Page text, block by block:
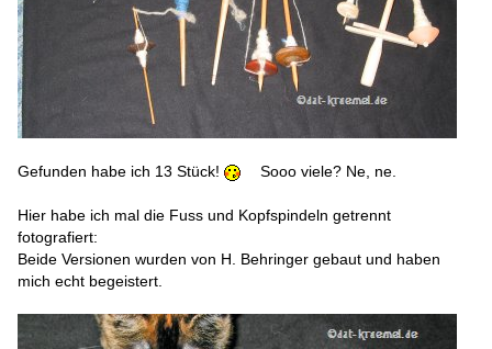
Gefunden habe ich 13 Stück! Sooo viele? Ne, ne.
Hier habe ich mal die Fuss und Kopfspindeln getrennt
fotografiert:
Beide Versionen wurden von H. Behringer gebaut und haben
mich echt begeistert.